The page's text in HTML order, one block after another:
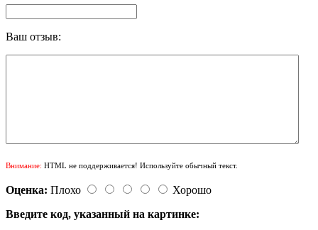
Ваш отзыв:
Внимание: HTML не поддерживается! Используйте обычный текст.
Оценка: Плохо
Хорошо
Введите код, указанный на картинке: